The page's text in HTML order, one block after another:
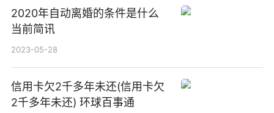
2020年自动离婚的条件是什么
当前简讯
2023-05-28
信用卡欠2千多年未还(信用卡欠
2千多年未还) 环球百事通